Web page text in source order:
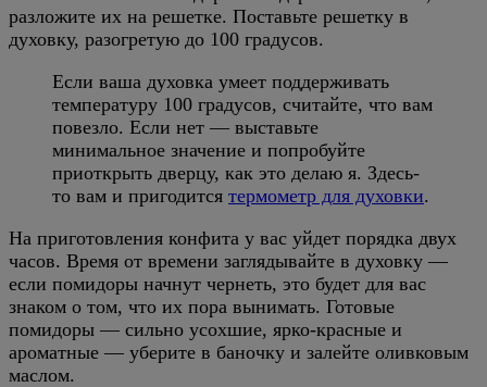
разложите их на решетке. Поставьте решетку в
духовку, разогретую до 100 градусов.
Если ваша духовка умеет поддерживать
температуру 100 градусов, считайте, что вам
повезло. Если нет — выставьте
минимальное значение и попробуйте
приоткрыть дверцу, как это делаю я. Здесь-
то вам и пригодится термометр для духовки.
На приготовления конфита у вас уйдет порядка двух
часов. Время от времени заглядывайте в духовку —
если помидоры начнут чернеть, это будет для вас
знаком о том, что их пора вынимать. Готовые
помидоры — сильно усохшие, ярко-красные и
ароматные — уберите в баночку и залейте оливковым
маслом.